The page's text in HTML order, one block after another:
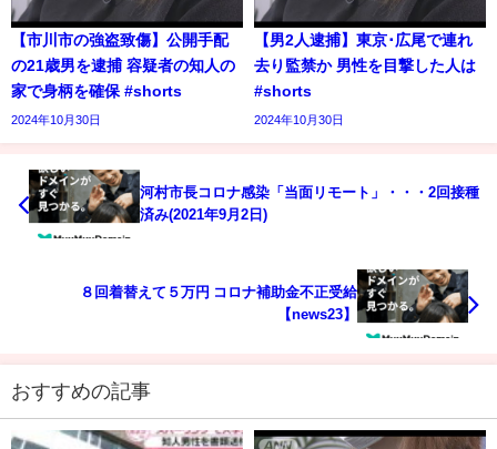
【市川市の強盗致傷】公開手配
の21歳男を逮捕 容疑者の知人の
家で身柄を確保 #shorts
2024年10月30日
【男2人逮捕】東京･広尾で連れ
去り監禁か 男性を目撃した人は
#shorts
2024年10月30日
河村市長コロナ感染「当面リモート」・・・2回接種
済み(2021年9月2日)
８回着替えて５万円 コロナ補助金不正受給
【news23】
おすすめの記事